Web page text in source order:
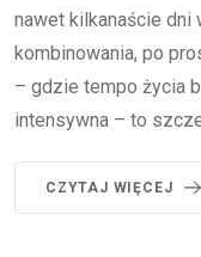
nawet kilkanaście dni
kombinowania, po
– gdzie tempo życia
intensywna – to
CZYTAJ WIĘCEJ